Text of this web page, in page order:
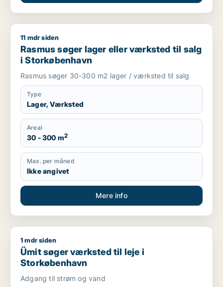
Rasmus søger lager eller værksted til salg i Storkøbenhavn
11 mdr siden
Rasmus søger lager eller værksted til salg
i Storkøbenhavn
Rasmus søger 30-300 m2 lager / værksted til salg
Type
Lager, Værksted
Areal
30 - 300 m2
Max. per måned
Ikke angivet
Mere info
Ümit søger værksted til leje i Storkøbenhavn
1 mdr siden
Ümit søger værksted til leje i
Storkøbenhavn
Adgang til strøm og vand